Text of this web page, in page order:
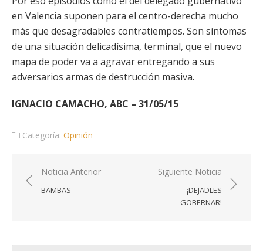
en Valencia suponen para el centro-derecha mucho
más que desagradables contratiempos. Son síntomas
de una situación delicadísima, terminal, que el nuevo
mapa de poder va a agravar entregando a sus
adversarios armas de destrucción masiva.
IGNACIO CAMACHO, ABC – 31/05/15
Categoría: Opinión
Navegación
de
Noticia Anterior
BAMBAS
Siguiente Noticia
¡DEJADLES
GOBERNAR!